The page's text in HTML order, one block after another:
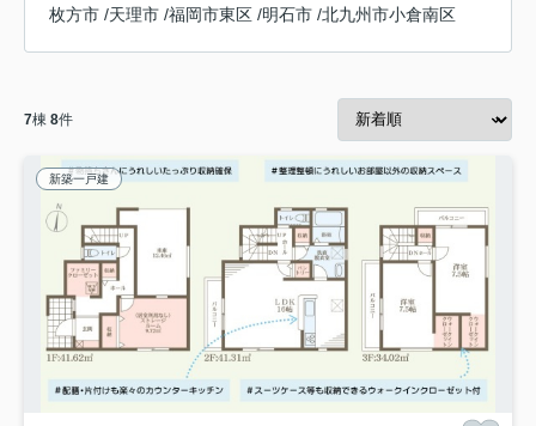
枚方市 /天理市 /福岡市東区 /明石市 /北九州市小倉南区
7棟 8件
新築一戸建